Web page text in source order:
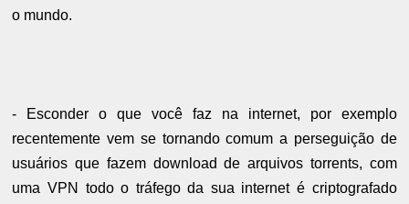
o mundo.
- Esconder o que você faz na internet, por exemplo
recentemente vem se tornando comum a perseguição de
usuários que fazem download de arquivos torrents, com
uma VPN todo o tráfego da sua internet é criptografado